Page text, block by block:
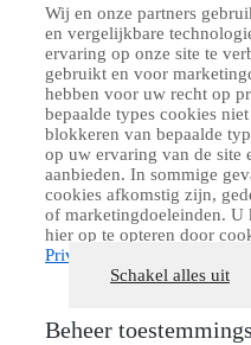
Wij en onze partners
en vergelijkbare
ervaring op onze site te
gebruikt en voor
hebben voor uw recht op
bepaalde types cookies
blokkeren van bepaalde
op uw ervaring van de site
aanbieden. In sommige
cookies afkomstig zijn,
of marketingdoeleinden. U
hier op te opteren door
Privacybeleid
Schakel alles uit
Beheer